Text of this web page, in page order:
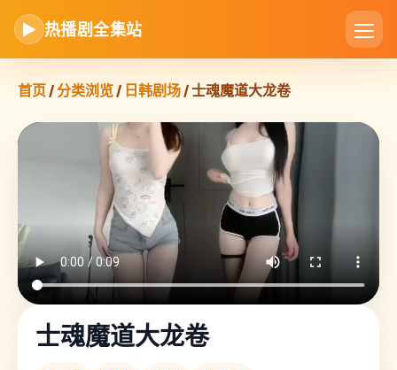
▶ 热播剧全集站
首页/分类浏览/ 日韩剧场/ 士魂魔道大龙卷
士魂魔道大龙卷